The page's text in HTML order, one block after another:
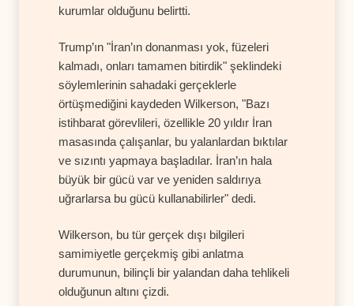
kurumlar olduğunu belirtti.
Trump’ın "İran’ın donanması yok, füzeleri
kalmadı, onları tamamen bitirdik" şeklindeki
söylemlerinin sahadaki gerçeklerle
örtüşmediğini kaydeden Wilkerson, "Bazı
istihbarat görevlileri, özellikle 20 yıldır İran
masasında çalışanlar, bu yalanlardan bıktılar
ve sızıntı yapmaya başladılar. İran’ın hala
büyük bir gücü var ve yeniden saldırıya
uğrarlarsa bu gücü kullanabilirler" dedi.
Wilkerson, bu tür gerçek dışı bilgileri
samimiyetle gerçekmiş gibi anlatma
durumunun, bilinçli bir yalandan daha tehlikeli
olduğunun altını çizdi.